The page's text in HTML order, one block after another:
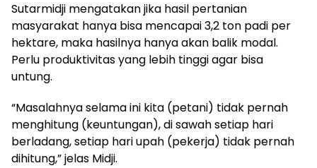
Sutarmidji mengatakan jika hasil pertanian
masyarakat hanya bisa mencapai 3,2 ton padi per
hektare, maka hasilnya hanya akan balik modal.
Perlu produktivitas yang lebih tinggi agar bisa
untung.
“Masalahnya selama ini kita (petani) tidak pernah
menghitung (keuntungan), di sawah setiap hari
berladang, setiap hari upah (pekerja) tidak pernah
dihitung,” jelas Midji.